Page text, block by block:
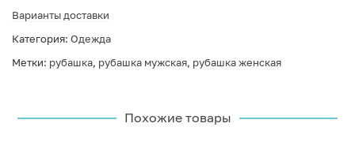
Варианты доставки
Категория: Одежда
Метки: рубашка, рубашка мужская, рубашка женская
Похожие товары